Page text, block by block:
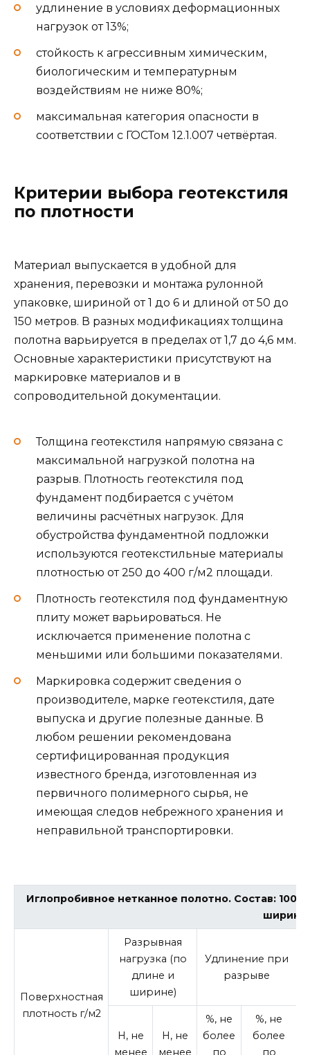
удлинение в условиях деформационных
нагрузок от 13%;
стойкость к агрессивным химическим,
биологическим и температурным
воздействиям не ниже 80%;
максимальная категория опасности в
соответствии с ГОСТом 12.1.007 четвёртая.
Критерии выбора геотекстиля
по плотности
Материал выпускается в удобной для
хранения, перевозки и монтажа рулонной
упаковке, шириной от 1 до 6 и длиной от 50 до
150 метров. В разных модификациях толщина
полотна варьируется в пределах от 1,7 до 4,6 мм.
Основные характеристики присутствуют на
маркировке материалов и в
сопроводительной документации.
Толщина геотекстиля напрямую связана с
максимальной нагрузкой полотна на
разрыв. Плотность геотекстиля под
фундамент подбирается с учётом
величины расчётных нагрузок. Для
обустройства фундаментной подложки
используются геотекстильные материалы
плотностью от 250 до 400 г/м2 площади.
Плотность геотекстиля под фундаментную
плиту может варьироваться. Не
исключается применение полотна с
меньшими или большими показателями.
Маркировка содержит сведения о
производителе, марке геотекстиля, дате
выпуска и другие полезные данные. В
любом решении рекомендована
сертифицированная продукция
известного бренда, изготовленная из
первичного полимерного сырья, не
имеющая следов небрежного хранения и
неправильной транспортировки.
Иглопробивное нетканное полотно. Состав:
ширина
Поверхностная
плотность г/м2
Разрывная
нагрузка (по
длине и
ширине)
Удлинение при
разрыве
Н, не
менее
Н, не
менее
%, не
более
по
%, не
более
по